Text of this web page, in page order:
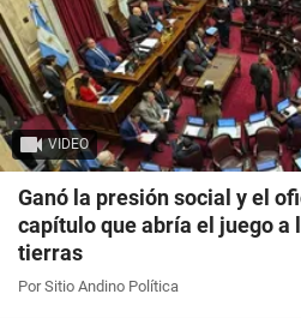
VIDEO
Ganó la presión social y el
capítulo que abría el juego
tierras
Por Sitio Andino Política